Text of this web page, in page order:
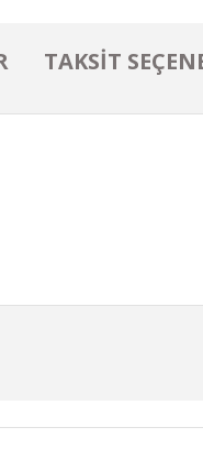
TAKSIT
noktaları öneri